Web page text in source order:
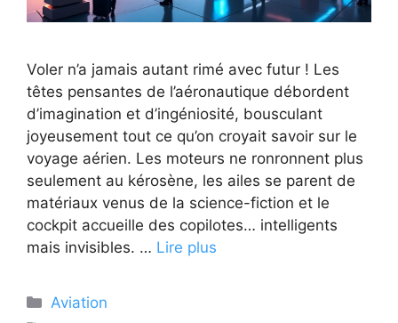
Voler n’a jamais autant rimé avec futur ! Les
têtes pensantes de l’aéronautique débordent
d’imagination et d’ingéniosité, bousculant
joyeusement tout ce qu’on croyait savoir sur le
voyage aérien. Les moteurs ne ronronnent plus
seulement au kérosène, les ailes se parent de
matériaux venus de la science-fiction et le
cockpit accueille des copilotes… intelligents
mais invisibles. … Lire plus
Catégories
Aviation